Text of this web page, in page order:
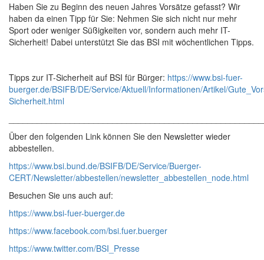
Haben Sie zu Beginn des neuen Jahres Vorsätze gefasst? Wir
haben da einen Tipp für Sie: Nehmen Sie sich nicht nur mehr
Sport oder weniger Süßigkeiten vor, sondern auch mehr IT-
Sicherheit! Dabei unterstützt Sie das BSI mit wöchentlichen Tipps.
Tipps zur IT-Sicherheit auf BSI für Bürger: https://www.bsi-fuer-
buerger.de/BSIFB/DE/Service/Aktuell/Informationen/Artikel/
Sicherheit.html
Über den folgenden Link können Sie den Newsletter wieder
abbestellen.
https://www.bsi.bund.de/BSIFB/DE/Service/Buerger-
CERT/Newsletter/abbestellen/newsletter_abbestellen_node.html
Besuchen Sie uns auch auf:
https://www.bsi-fuer-buerger.de
https://www.facebook.com/bsi.fuer.buerger
https://www.twitter.com/BSI_Presse